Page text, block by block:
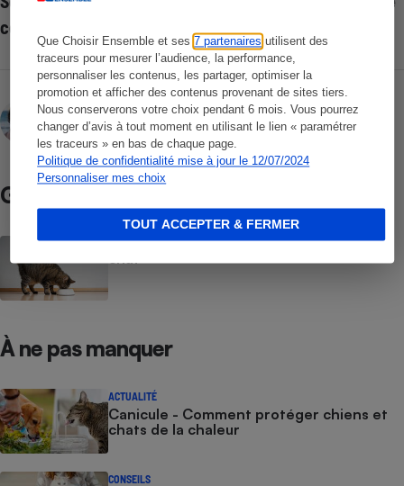
Que Choisir Ensemble et ses7 partenaires utilisent des
traceurs pour mesurer l’audience, la performance,
personnaliser les contenus, les partager, optimiser la
promotion et afficher des contenus provenant de sites tiers.
Nous conserverons votre choix pendant 6 mois. Vous pourrez
changer d’avis à tout moment en utilisant le lien « paramétrer
les traceurs » en bas de chaque page.
Politique de confidentialité mise à jour le 12/07/2024
Personnaliser mes choix
TOUT ACCEPTER & FERMER
compagnie possible
Rosine Maiolo
Guide d’achat
Aliments pour chats - Bien nourrir son
À ne pas manquer
ACTUALITÉ
Canicule - Comment protéger chiens et
chats de la chaleur
CONSEILS